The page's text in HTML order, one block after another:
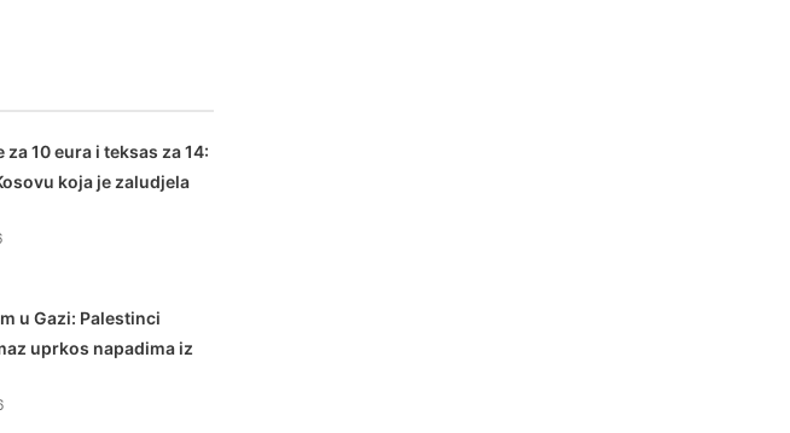
za 10 eura i teksas za 14:
koja je zaludjela
u Gazi: Palestinci
uprkos napadima iz